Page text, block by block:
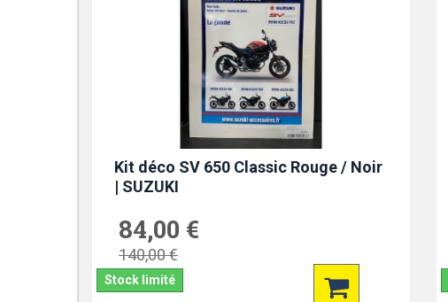
Kit déco SV 650 Classic Rouge / Noir
| SUZUKI
84,00 €
140,00 €
Stock limité